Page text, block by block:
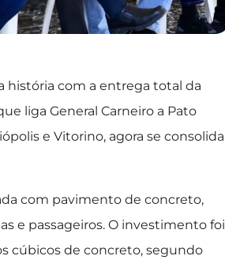
história com a entrega total da
liga General Carneiro a Pato
e Vitorino, agora se consolida
com pavimento de concreto,
e passageiros. O investimento foi
cúbicos de concreto, segundo